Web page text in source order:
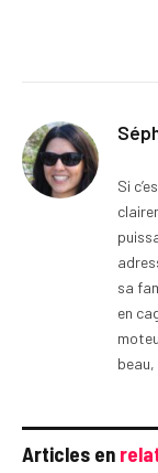
Si
sa
en
Articles en